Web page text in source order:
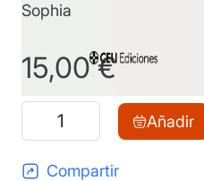
Sophia
15,00€
spes.
Donde
Añadir
Compartir